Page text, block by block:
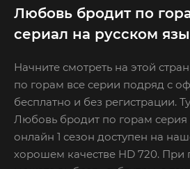
Любовь бродит по
сериал на русском
Начните смотреть на этой
по горам все серии подряд с
бесплатно и без регистрации.
Любовь бродит по горам серия
онлайн 1 сезон доступен на
хорошем качестве HD 720. При